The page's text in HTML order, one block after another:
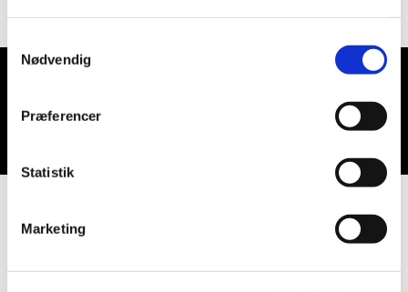
Nødvendig
Præferencer
Statistik
Marketing
Du vil måske også kunne lide...